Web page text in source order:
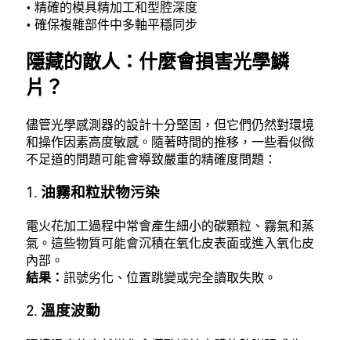
• 精確的模具精加工和型腔深度
• 確保複雜部件中多軸平穩同步
隱藏的敵人：什麼會損害光學鱗
片？
儘管光學感測器的設計十分堅固，但它們仍然對環境
和操作因素高度敏感。隨著時間的推移，一些看似微
不足道的問題可能會導致嚴重的精確度問題：
1. 油霧和粒狀物污染
電火花加工過程中常會產生細小的碳顆粒、霧氣和蒸
氣。這些物質可能會沉積在氧化皮表面或進入氧化皮
內部。
結果：訊號劣化、位置跳變或完全讀取失敗。
2. 溫度波動